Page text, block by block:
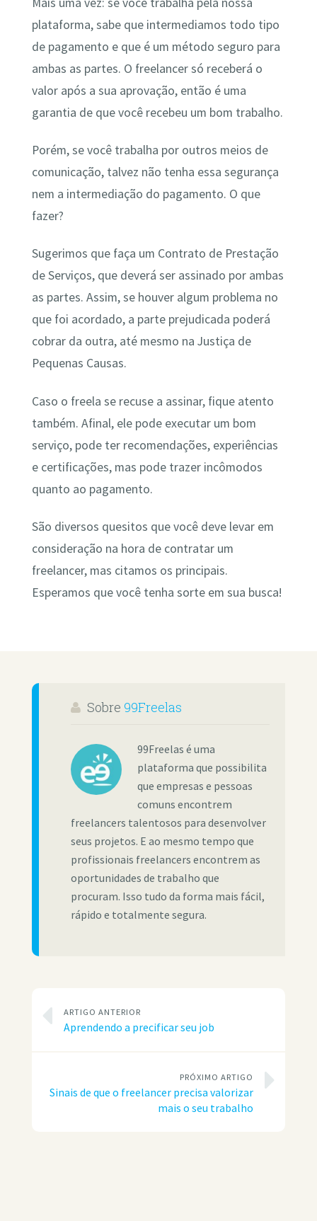
plataforma, sabe que intermediamos todo tipo
de pagamento e que é um método seguro para
ambas as partes. O freelancer só receberá o
valor após a sua aprovação, então é uma
garantia de que você recebeu um bom trabalho.
Porém, se você trabalha por outros meios de
comunicação, talvez não tenha essa segurança
nem a intermediação do pagamento. O que
fazer?
Sugerimos que faça um Contrato de Prestação
de Serviços, que deverá ser assinado por ambas
as partes. Assim, se houver algum problema no
que foi acordado, a parte prejudicada poderá
cobrar da outra, até mesmo na Justiça de
Pequenas Causas.
Caso o freela se recuse a assinar, fique atento
também. Afinal, ele pode executar um bom
serviço, pode ter recomendações, experiências
e certificações, mas pode trazer incômodos
quanto ao pagamento.
São diversos quesitos que você deve levar em
consideração na hora de contratar um
freelancer, mas citamos os principais.
Esperamos que você tenha sorte em sua busca!
Sobre 99Freelas
99Freelas é uma
plataforma que possibilita
que empresas e pessoas
comuns encontrem
freelancers talentosos para desenvolver
seus projetos. E ao mesmo tempo que
profissionais freelancers encontrem as
oportunidades de trabalho que
procuram. Isso tudo da forma mais fácil,
rápido e totalmente segura.
ARTIGO ANTERIOR
Aprendendo a precificar seu job
PRÓXIMO ARTIGO
Sinais de que o freelancer precisa valorizar
mais o seu trabalho